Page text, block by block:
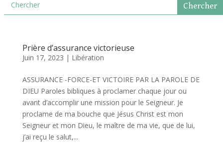
Prière d’assurance victorieuse
Juin 17, 2023 | Libération
ASSURANCE -FORCE-ET VICTOIRE PAR LA PAROLE DE
DIEU Paroles bibliques à proclamer chaque jour ou
avant d’accomplir une mission pour le Seigneur. Je
proclame de ma bouche que Jésus Christ est mon
Seigneur et mon Dieu, le maître de ma vie, que de lui,
j’ai reçu le salut,...